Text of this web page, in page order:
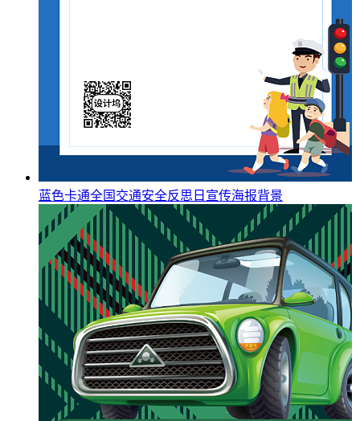
蓝色卡通全国交通安全反思日宣传海报背景